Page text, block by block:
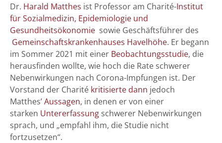
Dr. Harald Matthes ist Professor am Charité-Institut
für Sozialmedizin, Epidemiologie und
Gesundheitsökonomie sowie Geschäftsführer des
Gemeinschaftskrankenhauses Havelhöhe. Er begann
im Sommer 2021 mit einer Beobachtungsstudie, die
herausfinden wollte, wie hoch die Rate schwerer
Nebenwirkungen nach Corona-Impfungen ist. Der
Vorstand der Charité kritisierte dann jedoch
Matthes’Aussagen, in denen er von einer
starken Untererfassung schwerer Nebenwirkungen
sprach, und „empfahl ihm, die Studie nicht
fortzusetzen“.